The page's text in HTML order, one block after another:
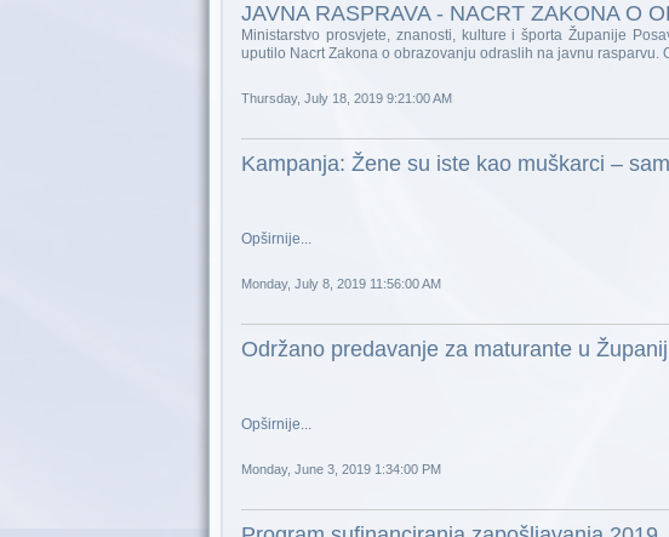
JAVNA RASPRAVA - NACRT ZAKONA O
Ministarstvo prosvjete, znanosti, kulture i športa Županije
uputilo Nacrt Zakona o obrazovanju odraslih na javnu rasparvu.
Thursday, July 18, 2019 9:21:00 AM
Kampanja: Žene su iste kao muškarci –
Opširnije...
Monday, July 8, 2019 11:56:00 AM
Održano predavanje za maturante u
Opširnije...
Monday, June 3, 2019 1:34:00 PM